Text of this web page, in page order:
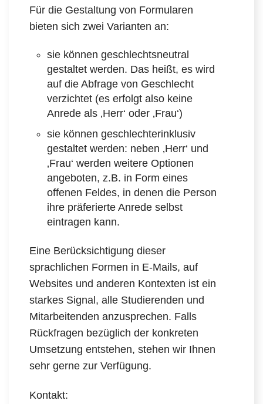
Für die Gestaltung von Formularen
bieten sich zwei Varianten an:
sie können geschlechtsneutral
gestaltet werden. Das heißt, es wird
auf die Abfrage von Geschlecht
verzichtet (es erfolgt also keine
Anrede als ‚Herr‘ oder ‚Frau‘)
sie können geschlechterinklusiv
gestaltet werden: neben ‚Herr‘ und
‚Frau‘ werden weitere Optionen
angeboten, z.B. in Form eines
offenen Feldes, in denen die Person
ihre präferierte Anrede selbst
eintragen kann.
Eine Berücksichtigung dieser
sprachlichen Formen in E-Mails, auf
Websites und anderen Kontexten ist ein
starkes Signal, alle Studierenden und
Mitarbeitenden anzusprechen. Falls
Rückfragen bezüglich der konkreten
Umsetzung entstehen, stehen wir Ihnen
sehr gerne zur Verfügung.
Kontakt: